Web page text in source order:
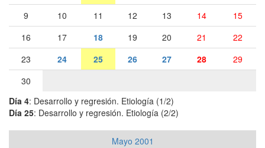
9
10 11 12 13 14
15
16
17 18 19 20 21
22
23
24 25 26 27 28
29
30
Día 4: Desarrollo y regresión. Etiología (1/2)
Día 25: Desarrollo y regresión. Etiología (2/2)
Mayo 2001